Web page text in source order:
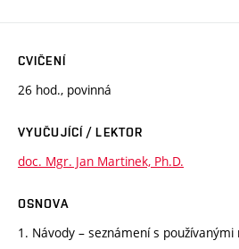
CVIČENÍ
26 hod., povinná
VYUČUJÍCÍ / LEKTOR
doc. Mgr. Jan Martinek, Ph.D.
OSNOVA
1. Návody – seznámení s